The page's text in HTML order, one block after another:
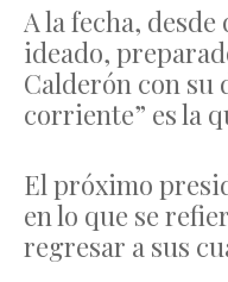
A la fecha,
ideado,
Calderón con su
corriente” es la
El próximo
en lo que se
regresar a sus